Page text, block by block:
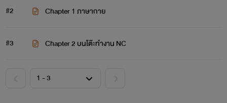
#2 Chapter 1 ภาษากาย
#3 Chapter 2 บนโต๊ะทำงาน NC